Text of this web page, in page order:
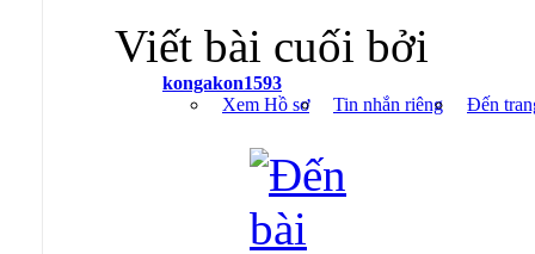
Viết bài cuối bởi
kongakon1593
Xem Hồ sơ
Tin nhắn riêng Đến